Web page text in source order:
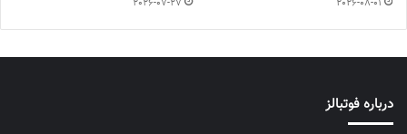
2026-08-01
2026-07-27
درباره فوتبالز